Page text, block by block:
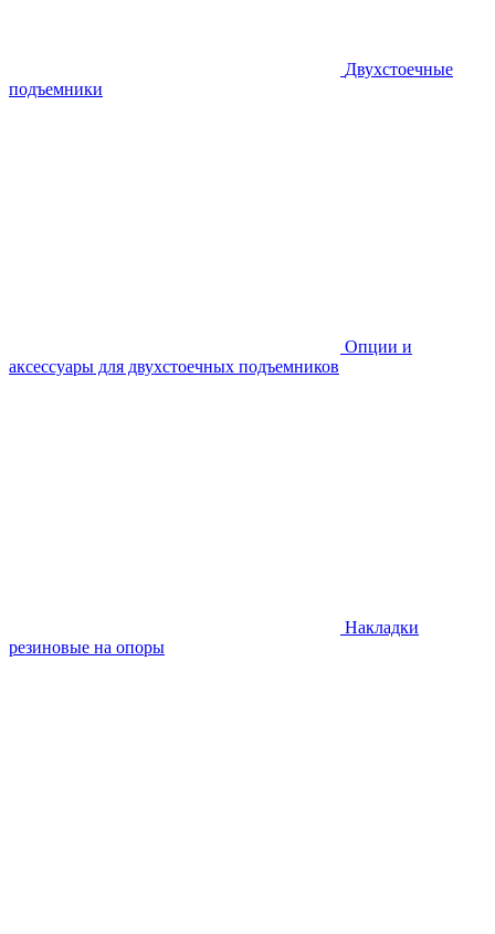
Двухстоечные
подъемники
Опции и
аксессуары для двухстоечных подъемников
Накладки
резиновые на опоры